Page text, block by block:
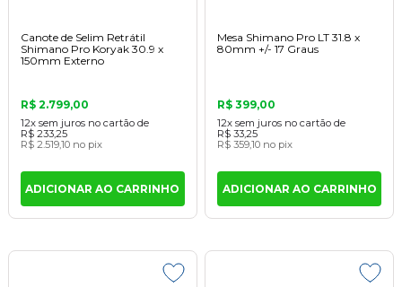
Canote de Selim Retrátil
Shimano Pro Koryak 30.9 x
150mm Externo
R$ 2.799,00
12x sem juros no cartãode
R$ 233,25
R$ 2.519,10 no pix
ADICIONAR AO CARRINHO
Mesa Shimano Pro LT 31.8 x
80mm +/- 17 Graus
R$ 399,00
12x sem juros no cartão de
R$ 33,25
R$ 359,10 no pix
ADICIONAR AO CARRINHO